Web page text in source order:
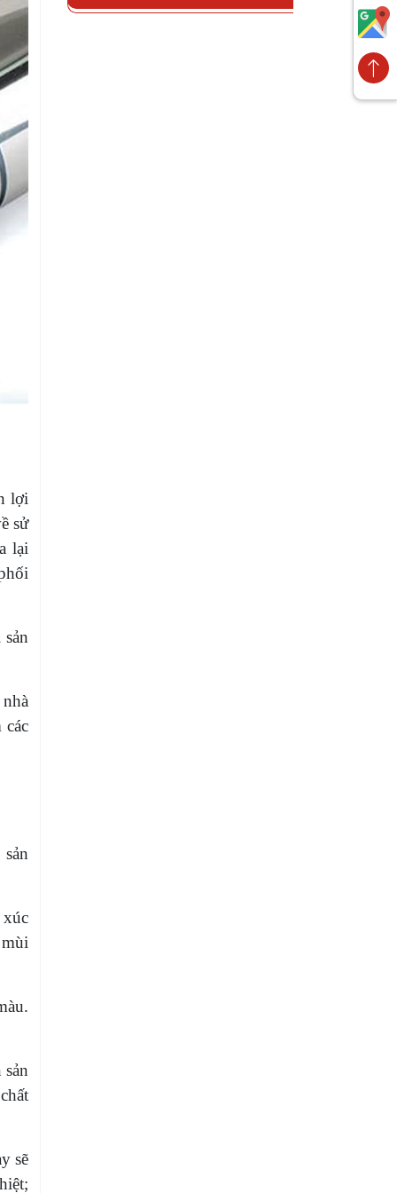
lợi
sử
lại
sẽ